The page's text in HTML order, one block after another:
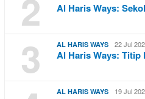
2 Al Haris Ways:
3 AL HARIS WAYS 22 Jul
Al Haris Ways:
AL HARIS WAYS 19 Jul